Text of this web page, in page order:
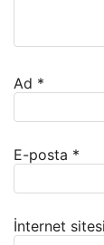
Ad *
E-posta *
İnternet sitesi